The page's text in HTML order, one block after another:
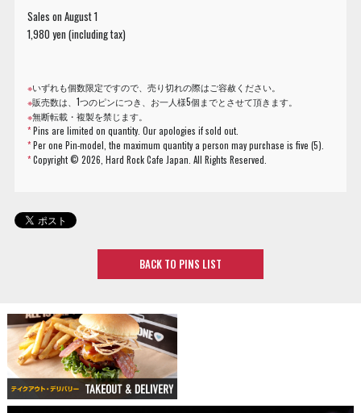
Sales on August 1
1,980 yen (including tax)
※いずれも個数限定ですので、売り切れの際はご容赦ください。
※販売数は、1つのピンにつき、お一人様5個までとさせて頂きます。
※無断転載・複製を禁じます。
*Pins are limited on quantity. Our apologies if sold out.
*Per one Pin-model, the maximum quantity a person may purchase is five (5).
*Copyright ©2026, Hard Rock Cafe Japan. All Rights Reserved.
BACK TO PINS LIST